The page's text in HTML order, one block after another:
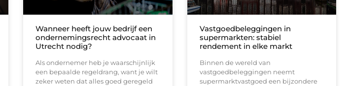
Wanneer heeft jouw bedrijf een
ondernemingsrecht advocaat in
Utrecht nodig?
Als ondernemer heb je waarschijnlijk
een bepaalde regeldrang, want je wilt
zeker weten dat alles goed geregeld
Vastgoedbeleggingen in
supermarkten: stabiel
rendement in elke markt
Binnen de wereld van
vastgoedbeleggingen neemt
supermarktvastgoed een bijzondere